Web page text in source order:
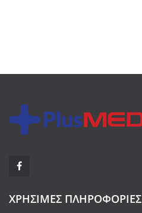
ΧΡΉΣΙΜΕΣ ΠΛΗΡΟΦΟΡΊΕΣ